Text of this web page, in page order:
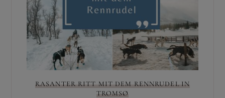
RASANTER RITT MIT DEM RENNRUDEL IN
TROMSØ